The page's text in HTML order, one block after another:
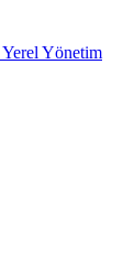
Yerel Yönetim